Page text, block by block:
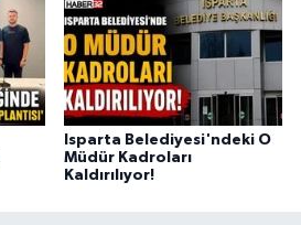
Isparta Belediyesi'ndeki O
Müdür Kadroları
Kaldırılıyor!